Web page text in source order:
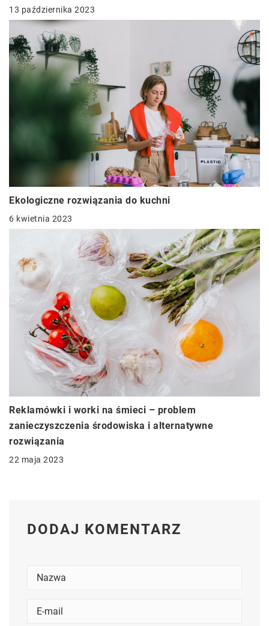
13 października 2023
Ekologiczne rozwiązania do kuchni
6 kwietnia 2023
Reklamówki i worki na śmieci – problem
zanieczyszczenia środowiska i alternatywne
rozwiązania
22 maja 2023
DODAJ KOMENTARZ